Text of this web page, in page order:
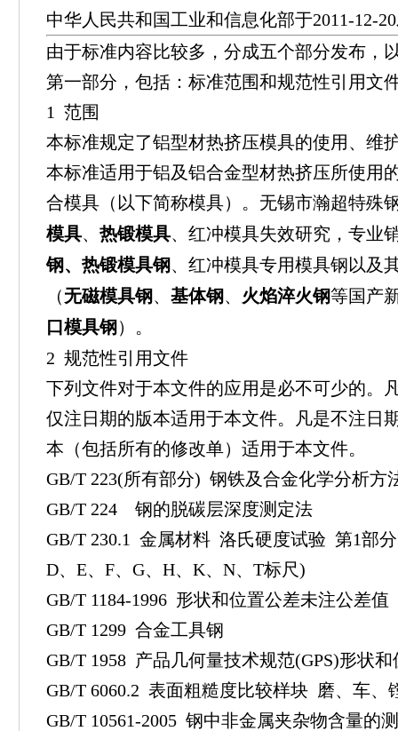
中华人民共和国工业和信息化部于2011-12-
由于标准内容比较多，分成五个部分发布，
第一部分，包括：标准范围和规范性引用文
1 范围
本标准规定了铝型材热挤压模具的使用、维
本标准适用于铝及铝合金型材热挤压所使用
合模具（以下简称模具）。无锡市瀚超特殊
模具、 热锻模具、红冲模具失效研究，专业
钢、热锻模具钢 、红冲模具专用模具钢以及
（无磁模具钢 、 基体钢 、 火焰淬火钢等国产
口模具钢 ）。
2 规范性引用文件
下列文件对于本文件的应用是必不可少的。
仅注日期的版本适用于本文件。凡是不注日
本（包括所有的修改单）适用于本文件。
GB/T 223(所有部分) 钢铁及合金化学分析方
GB/T 224 钢的脱碳层深度测定法
GB/T 230.1 金属材料 洛氏硬度试验 第1部
D、E、F、G、H、K、N、T标尺)
GB/T 1184-1996 形状和位置公差未注公差值
GB/T 1299 合金工具钢
GB/T 1958 产品几何量技术规范(GPS)形状
GB/T 6060.2 表面粗糙度比较样块 磨、车、
GB/T 10561-2005 钢中非金属夹杂物含量